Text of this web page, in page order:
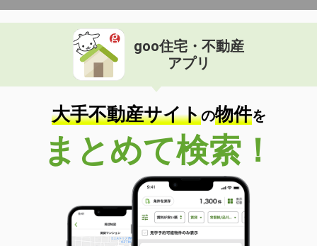
goo住宅・不動産
アプリ
大手不動産サイトの物件を
まとめて検索！